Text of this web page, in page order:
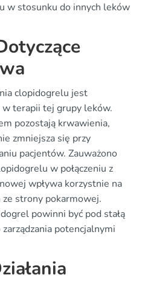
w stosunku do innych leków
clopidogrelu jest
terapii tej grupy leków.
pozostają krwawienia,
zmniejsza się przy
pacjentów. Zauważono
w połączeniu z
wpływa korzystnie na
strony pokarmowej.
powinni być pod stałą
potencjalnymi